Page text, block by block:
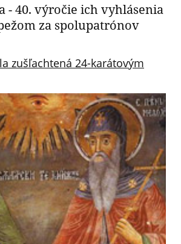
- 40. výročie ich vyhlásenia
za spolupatrónov
zušľachtená 24-karátovým